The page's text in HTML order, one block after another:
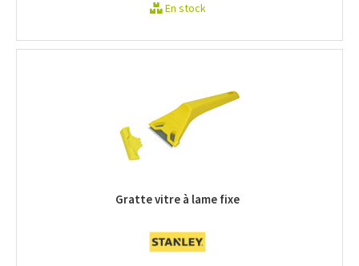
En stock
Gratte vitre à lame fixe